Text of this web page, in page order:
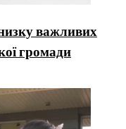
важливих
громади